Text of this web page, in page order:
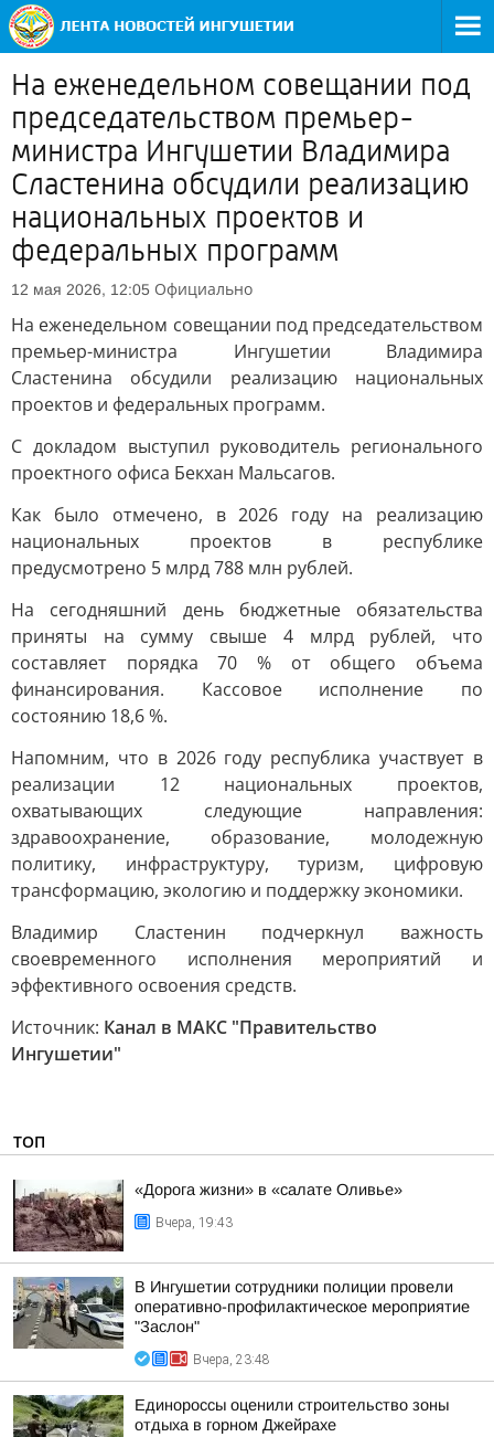
На еженедельном совещании под
председательством премьер-
министра Ингушетии Владимира
Сластенина обсудили реализацию
национальных проектов и
федеральных программ
12 мая 2026, 12:05 Официально
На еженедельном совещании под председательством
премьер-министра Ингушетии Владимира
Сластенина обсудили реализацию национальных
проектов и федеральных программ.
С докладом выступил руководитель регионального
проектного офиса Бекхан Мальсагов.
Как было отмечено, в 2026 году на реализацию
национальных проектов в республике
предусмотрено 5 млрд 788 млн рублей.
На сегодняшний день бюджетные обязательства
приняты на сумму свыше 4 млрд рублей, что
составляет порядка 70 % от общего объема
финансирования. Кассовое исполнение по
состоянию 18,6 %.
Напомним, что в 2026 году республика участвует в
реализации 12 национальных проектов,
охватывающих следующие направления:
здравоохранение, образование, молодежную
политику, инфраструктуру, туризм, цифровую
трансформацию, экологию и поддержку экономики.
Владимир Сластенин подчеркнул важность
своевременного исполнения мероприятий и
эффективного освоения средств.
Источник: Канал в МАКС "Правительство
Ингушетии"
ТОП
«Дорога жизни» в «салате Оливье»
Вчера, 19:43
В Ингушетии сотрудники полиции провели
оперативно-профилактическое мероприятие
"Заслон"
Вчера, 23:48
Единороссы оценили строительство зоны
отдыха в горном Джейрахе